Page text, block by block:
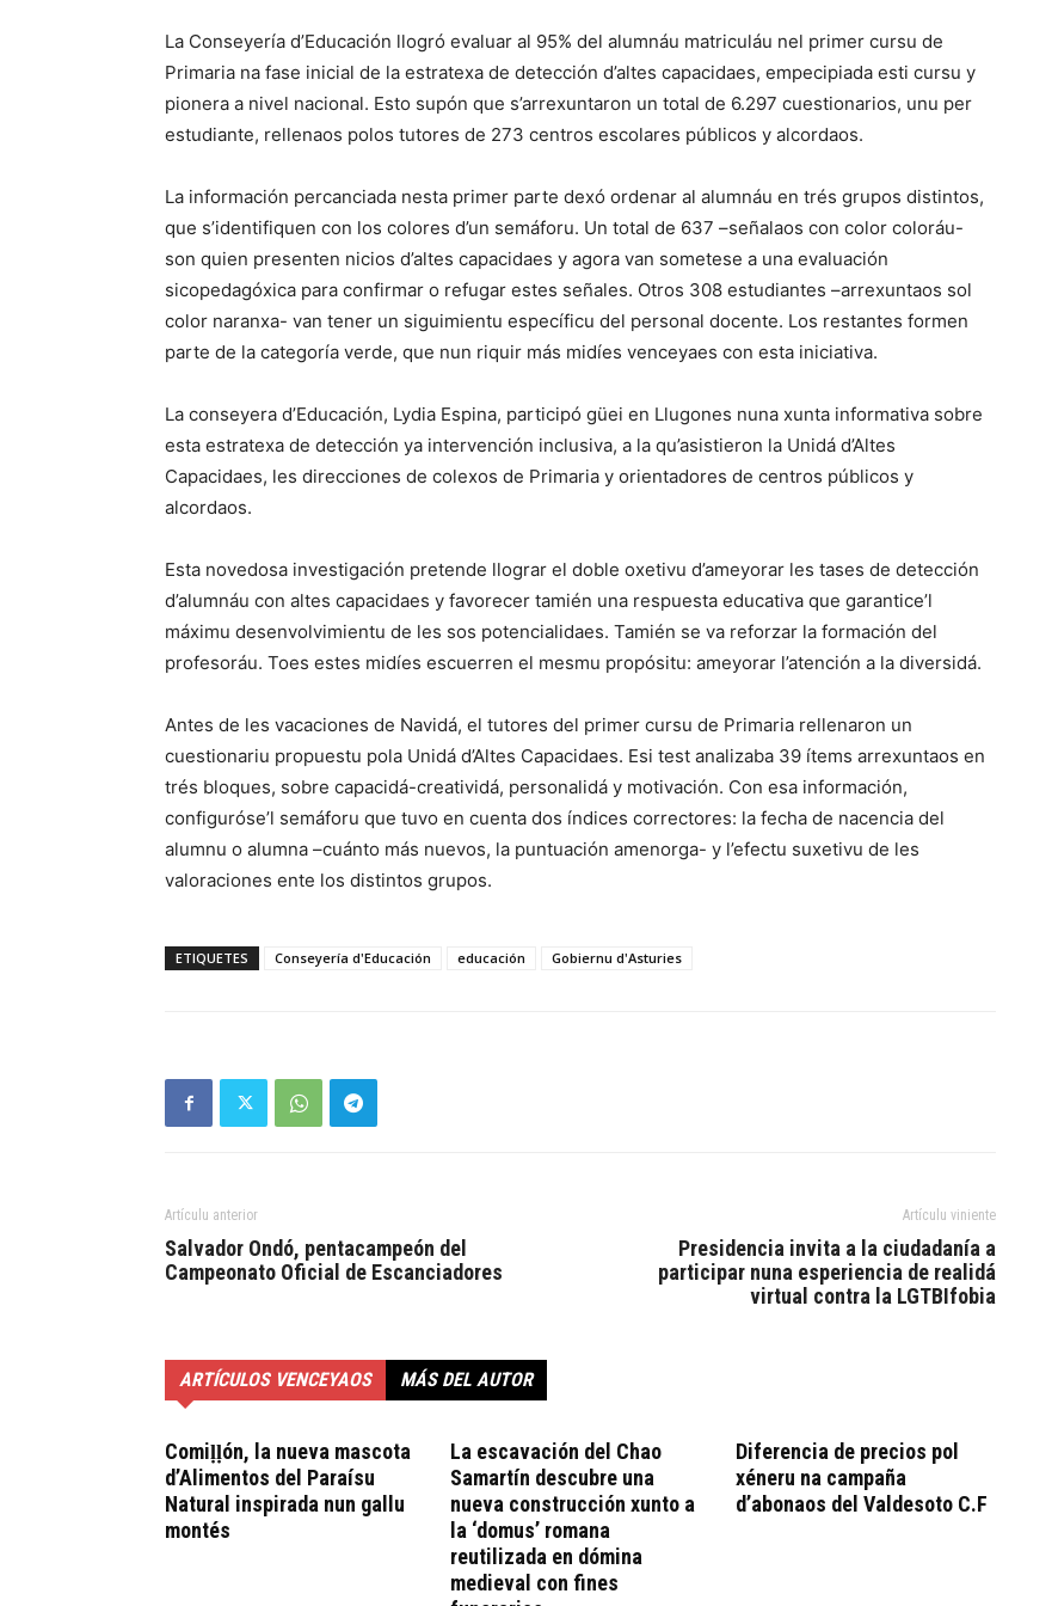
La Conseyería d’Educación llogró evaluar al 95% del alumnáu matriculáu nel primer cursu de
Primaria na fase inicial de la estratexa de detección d’altes capacidaes, empecipiada esti cursu y
pionera a nivel nacional. Esto supón que s’arrexuntaron un total de 6.297 cuestionarios, unu per
estudiante, rellenaos polos tutores de 273 centros escolares públicos y alcordaos.
La información percanciada nesta primer parte dexó ordenar al alumnáu en trés grupos distintos,
que s’identifiquen con los colores d’un semáforu. Un total de 637 –señalaos con color coloráu-
son quien presenten nicios d’altes capacidaes y agora van sometese a una evaluación
sicopedagóxica para confirmar o refugar estes señales. Otros 308 estudiantes –arrexuntaos sol
color naranxa- van tener un siguimientu específicu del personal docente. Los restantes formen
parte de la categoría verde, que nun riquir más midíes venceyaes con esta iniciativa.
La conseyera d’Educación, Lydia Espina, participó güei en Llugones nuna xunta informativa sobre
esta estratexa de detección ya intervención inclusiva, a la qu’asistieron la Unidá d’Altes
Capacidaes, les direcciones de colexos de Primaria y orientadores de centros públicos y
alcordaos.
Esta novedosa investigación pretende llograr el doble oxetivu d’ameyorar les tases de detección
d’alumnáu con altes capacidaes y favorecer tamién una respuesta educativa que garantice’l
máximu desenvolvimientu de les sos potencialidaes. Tamién se va reforzar la formación del
profesoráu. Toes estes midíes escuerren el mesmu propósitu: ameyorar l’atención a la diversidá.
Antes de les vacaciones de Navidá, el tutores del primer cursu de Primaria rellenaron un
cuestionariu propuestu pola Unidá d’Altes Capacidaes. Esi test analizaba 39 ítems arrexuntaos en
trés bloques, sobre capacidá-creatividá, personalidá y motivación. Con esa información,
configuróse’l semáforu que tuvo en cuenta dos índices correctores: la fecha de nacencia del
alumnu o alumna –cuánto más nuevos, la puntuación amenorga- y l’efectu suxetivu de les
valoraciones ente los distintos grupos.
ETIQUETES Conseyería d'Educación educación Gobiernu d'Asturies
Artículu anterior
Salvador Ondó, pentacampeón del
Campeonato Oficial de Escanciadores
Artículu viniente
Presidencia invita a la ciudadanía a
participar nuna esperiencia de realidá
virtual contra la LGTBIfobia
ARTÍCULOS VENCEYAOS MÁS DEL AUTOR
Comiḷḷón, la nueva mascota
d’Alimentos del Paraísu
Natural inspirada nun gallu
montés
La escavación del Chao
Samartín descubre una
nueva construcción xunto a
la ‘domus’ romana
reutilizada en dómina
medieval con fines
Diferencia de precios pol
xéneru na campaña
d’abonaos del Valdesoto C.F